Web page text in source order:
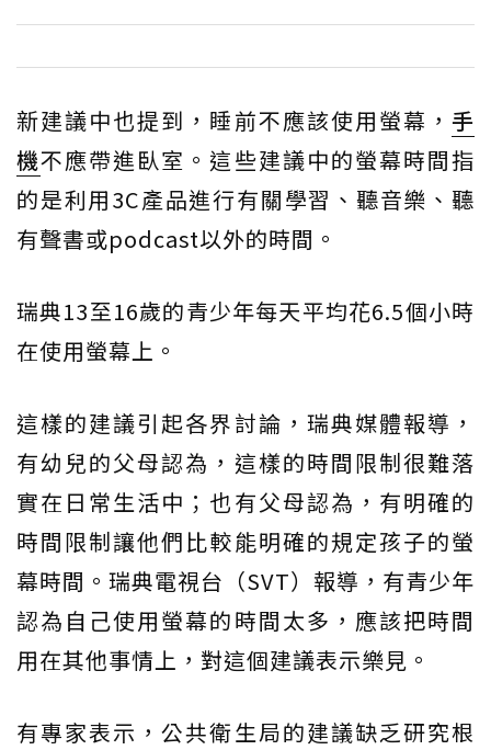
新建議中也提到，睡前不應該使用螢幕， 手
機不應帶進臥室。這些建議中的螢幕時間指
的是利用3C產品進行有關學習、聽音樂、聽
有聲書或podcast以外的時間。
瑞典13至16歲的青少年每天平均花6.5個小時
在使用螢幕上。
這樣的建議引起各界討論，瑞典媒體報導，
有幼兒的父母認為，這樣的時間限制很難落
實在日常生活中；也有父母認為，有明確的
時間限制讓他們比較能明確的規定孩子的螢
幕時間。瑞典電視台（SVT）報導，有青少年
認為自己使用螢幕的時間太多，應該把時間
用在其他事情上，對這個建議表示樂見。
有專家表示，公共衛生局的建議缺乏研究根